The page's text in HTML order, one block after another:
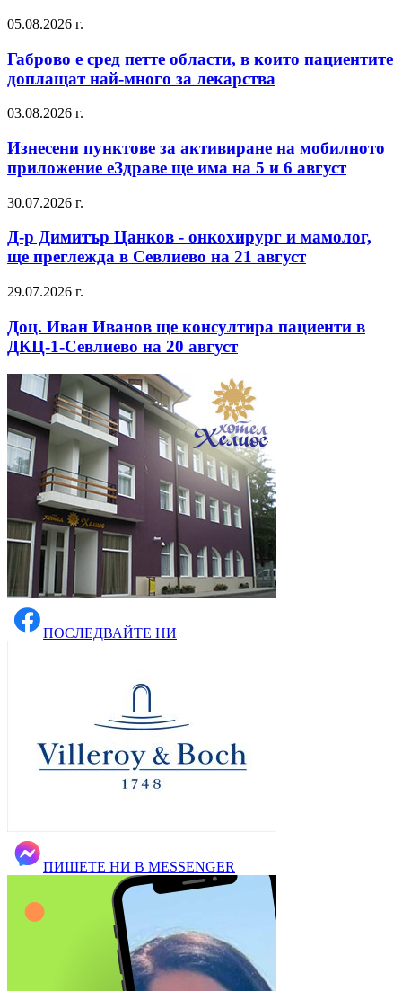
05.08.2026 г.
Габрово е сред петте области, в които пациентите
доплащат най-много за лекарства
03.08.2026 г.
Изнесени пунктове за активиране на мобилното
приложение еЗдраве ще има на 5 и 6 август
30.07.2026 г.
Д-р Димитър Цанков - онкохирург и мамолог,
ще преглежда в Севлиево на 21 август
29.07.2026 г.
Доц. Иван Иванов ще консултира пациенти в
ДКЦ-1-Севлиево на 20 август
ПОСЛЕДВАЙТЕ НИ
ПИШЕТЕ НИ В MESSENGER